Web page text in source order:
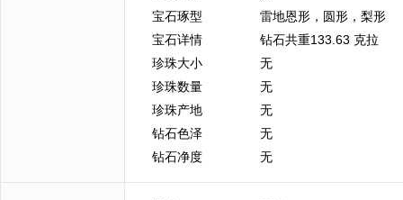
宝石琢型
雷地恩形，圆形，梨形
宝石详情
钻石共重133.63 克拉
珍珠大小
无
珍珠数量
无
珍珠产地
无
钻石色泽
无
钻石净度
无